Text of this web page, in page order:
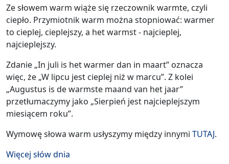
Ze słowem warm wiąże się rzeczownik warmte, czyli
ciepło. Przymiotnik warm można stopniować: warmer
to cieplej, cieplejszy, a het warmst - najcieplej,
najcieplejszy.
Zdanie „In juli is het warmer dan in maart” oznacza
więc, że „W lipcu jest cieplej niż w marcu”. Z kolei
„Augustus is de warmste maand van het jaar”
przetłumaczymy jako „Sierpień jest najcieplejszym
miesiącem roku”.
Wymowę słowa warm usłyszymy między innymi TUTAJ.
Więcej słów dnia